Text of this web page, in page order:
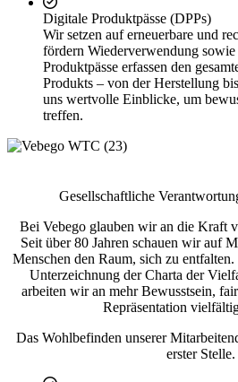
Digitale Produktpässe (DPPs)
Wir setzen auf erneuerbare und
fördern Wiederverwendung
Produktpässe erfassen den
Produkts – von der Herstellung
uns wertvolle Einblicke, um
treffen.
Gesellschaftliche
Bei Vebego glauben wir an die Kraft
Seit über 80 Jahren schauen wir auf
Menschen den Raum, sich zu
Unterzeichnung der Charta der
arbeiten wir an mehr Bewusstsein,
Repräsentation
Das Wohlbefinden unserer
erster Stelle.